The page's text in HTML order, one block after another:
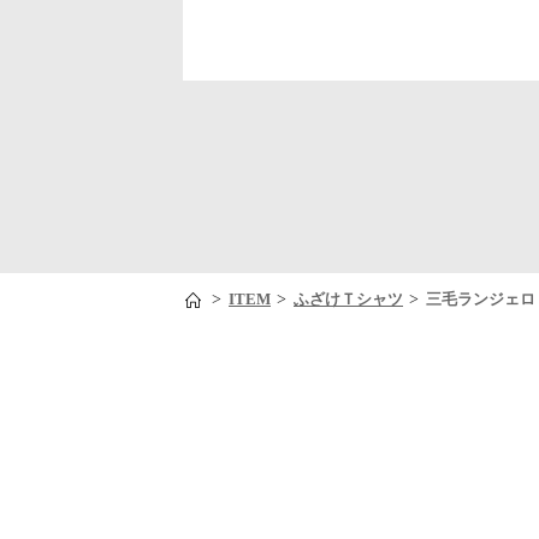
> ITEM > ふざけＴシャツ > 三毛ランジェロ